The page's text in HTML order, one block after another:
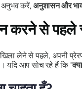
अनुभव करें,अनुशासन और
करने से पहले
लेने से पहले, अपनी
यदि आप सोच रहे हैं कि "